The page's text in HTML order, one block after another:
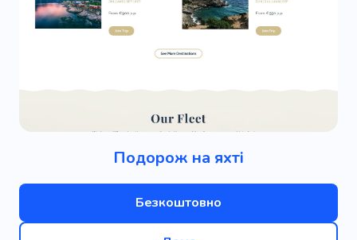
Подорож на яхті
Безкоштовно